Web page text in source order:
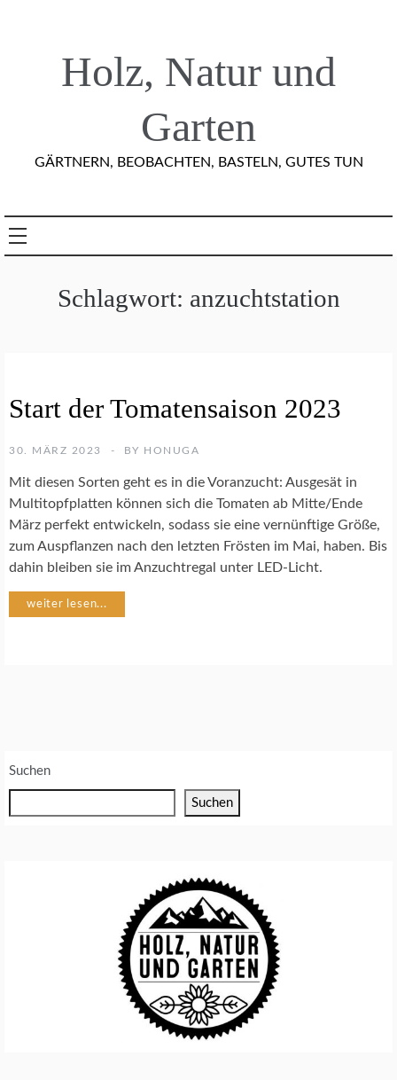
Holz, Natur und
Garten
GÄRTNERN, BEOBACHTEN, BASTELN, GUTES TUN
Schlagwort: anzuchtstation
E
E
R
T
E
N
Z
Start der Tomatensaison 2023
30. MÄRZ 2023 BY HONUGA
Mit diesen Sorten geht es in die Voranzucht: Ausgesät in
Multitopfplatten können sich die Tomaten ab Mitte/Ende
März perfekt entwickeln, sodass sie eine vernünftige Größe,
zum Auspflanzen nach den letzten Frösten im Mai, haben. Bis
dahin bleiben sie im Anzuchtregal unter LED-Licht.
weiter lesen...
Suchen
Suchen